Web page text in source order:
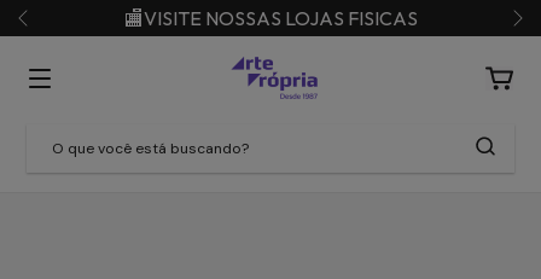
🏬VISITE NOSSAS LOJAS FISICAS